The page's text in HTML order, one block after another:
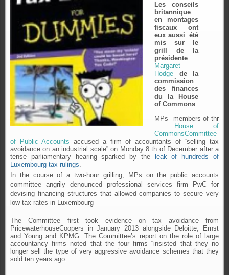
Les conseils
britannique
en montages
fiscaux ont
eux aussi été
mis sur le
grill de la
présidente
Margaret
Hodge de la
commission
des finances
du la House
of Commons
MPs members of thr
House of
CommonsCommittee
of Public Accounts accused a firm of accountants of “selling tax
avoidance on an industrial scale” on Monday 8 th of December after a
tense parliamentary hearing sparked by the
leak of hundreds of
Luxembourg tax rulings.
In the course of a two-hour grilling, MPs on the public accounts
committee angrily denounced professional services firm PwC for
devising financing structures that allowed companies to secure very
low tax rates in Luxembourg
The Committee first took evidence on tax avoidance from
PricewaterhouseCoopers in January 2013 alongside Deloitte, Ernst
and Young and KPMG. The Committee’s report on the role of large
accountancy firms noted that the four firms “insisted that they no
longer sell the type of very aggressive avoidance schemes that they
sold ten years ago.